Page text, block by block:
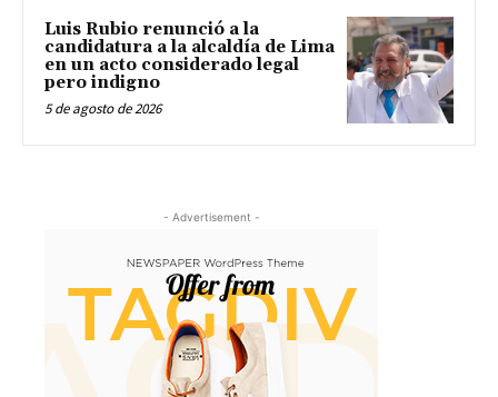
Luis Rubio renunció a la
candidatura a la alcaldía de Lima
en un acto considerado legal
pero indigno
5 de agosto de 2026
- Advertisement -